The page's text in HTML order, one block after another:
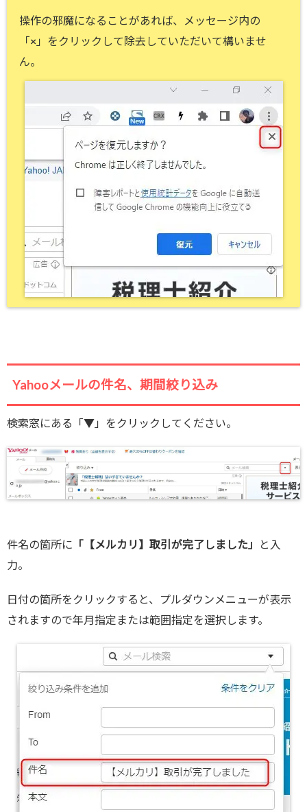
操作の邪魔になることがあれば、メッセージ内の
「×」をクリックして除去していただいて構いませ
ん。
Yahooメールの件名、期間絞り込み
検索窓にある「▼」をクリックしてください。
件名の箇所に 「【メルカリ】取引が完了しました」
と入
力。
日付の箇所をクリックすると、プルダウンメニューが表示
されますので年月指定または範囲指定を選択します。